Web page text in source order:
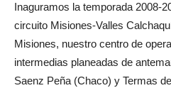
Inaguramos la temporada 2008-
circuito Misiones-Valles
Misiones, nuestro centro de
intermedias planeadas de
Saenz Peña (Chaco) y Termas